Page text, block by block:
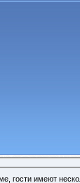
гости имеют